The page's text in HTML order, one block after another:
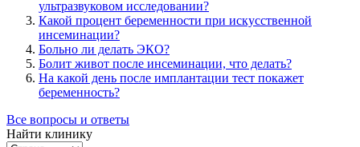
ультразвуковом исследовании?
Какой процент беременности при искусственной
инсеминации?
Больно ли делать ЭКО?
Болит живот после инсеминации, что делать?
На какой день после имплантации тест покажет
беременность?
Все вопросы и ответы
Найти клинику